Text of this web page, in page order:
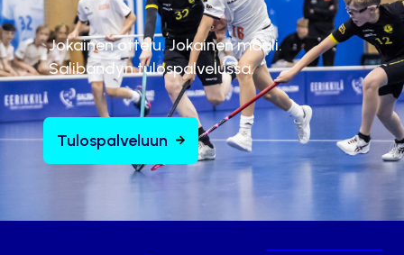
Jokainen ottelu. Jokainen maali.
Salibandyn tulospalvelussa.
Tulospalveluun